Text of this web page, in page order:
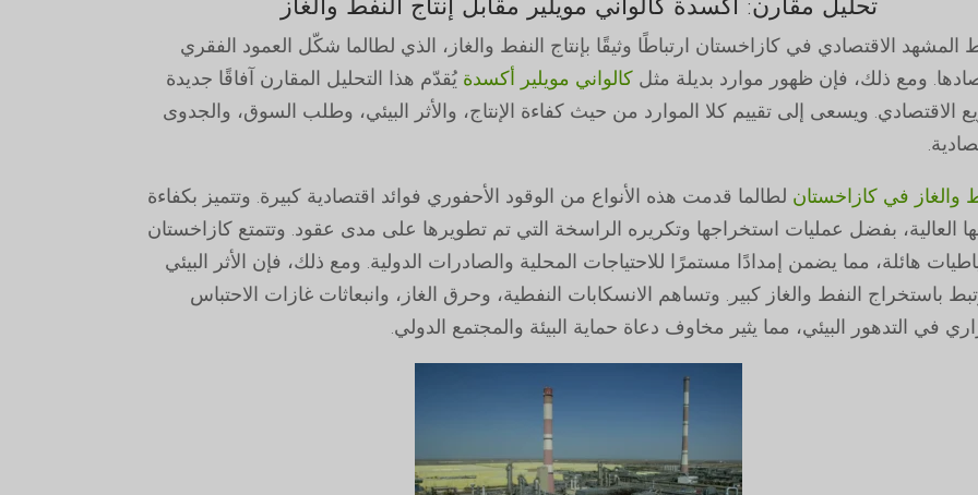
المشهد الاقتصادي في كازاخستان ارتباطًا وثيقًا بإنتاج النفط والغاز، الذي لطالما شكّل العمود الفقري
ومع ذلك، فإن ظهور موارد بديلة مثل كالواني مويلير أكسدة يُقدّم هذا التحليل المقارن آفاقًا جديدة
الاقتصادي. ويسعى إلى تقييم كلا الموارد من حيث كفاءة الإنتاج، والأثر البيئي، وطلب السوق، والجدوى
والغاز في كازاخستان لطالما قدمت هذه الأنواع من الوقود الأحفوري فوائد اقتصادية كبيرة. وتتميز بكفاءة
العالية، بفضل عمليات استخراجها وتكريره الراسخة التي تم تطويرها على مدى عقود. وتتمتع كازاخستان
هائلة، مما يضمن إمدادًا مستمرًا للاحتياجات المحلية والصادرات الدولية. ومع ذلك، فإن الأثر البيئي
باستخراج النفط والغاز كبير. وتساهم الانسكابات النفطية، وحرق الغاز، وانبعاثات غازات الاحتباس
في التدهور البيئي، مما يثير مخاوف دعاة حماية البيئة والمجتمع الدولي.